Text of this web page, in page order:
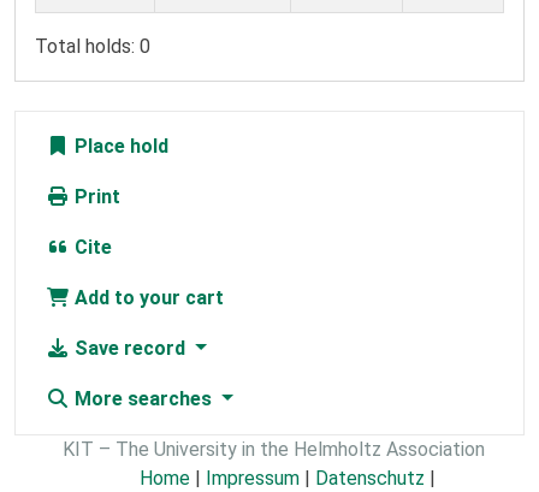
Total holds: 0
Place hold
Print
Cite
Add to your cart
Save record
More searches
KIT – The University in the Helmholtz Association
Home | Impressum | Datenschutz |